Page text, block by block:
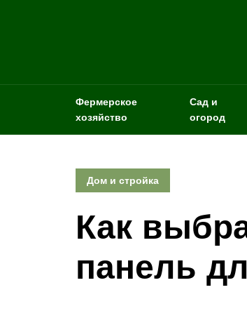
Фермерское
хозяйство
Сад и
огород
Дом и стройка
Как
панель